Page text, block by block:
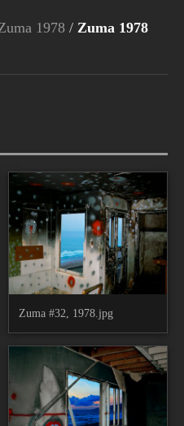
1978 / Zuma 1978
Zuma #32, 1978.jpg